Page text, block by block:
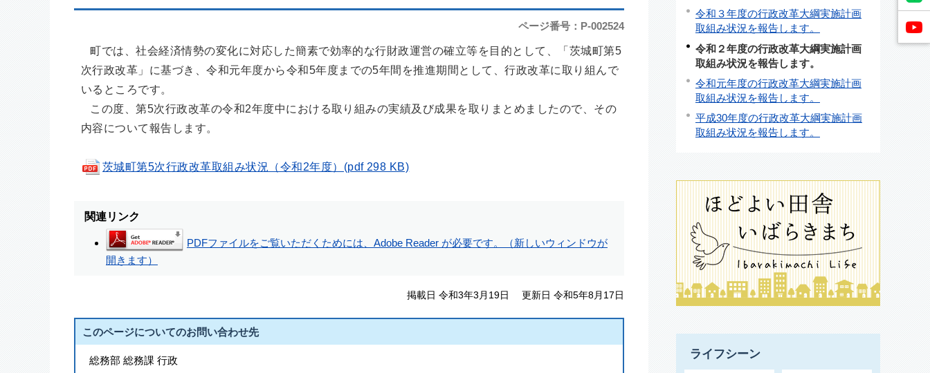
ページ番号：P-002524
町では、社会経済情勢の変化に対応した簡素で効率的な行財政運営の確立等を目的として、「茨城町第5
次行政改革」に基づき、令和元年度から令和5年度までの5年間を推進期間として、行政改革に取り組んで
いるところです。
この度、第5次行政改革の令和2年度中における取り組みの実績及び成果を取りまとめましたので、その
内容について報告します。
茨城町第5次行政改革取組み状況（令和2年度）(pdf 298 KB)
関連リンク
PDFファイルをご覧いただくためには、Adobe Reader が必要です。（新しいウィンドウが
開きます）
掲載日 令和3年3月19日 更新日 令和5年8月17日
このページについてのお問い合わせ先
総務部 総務課 行政
令和３年度の行政改革大綱実施計画
取組み状況を報告します。
令和２年度の行政改革大綱実施計画
取組み状況を報告します。
令和元年度の行政改革大綱実施計画
取組み状況を報告します。
平成30年度の行政改革大綱実施計画
取組み状況を報告します。
ライフシーン